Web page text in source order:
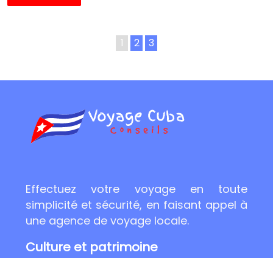
1 2 3
Effectuez votre voyage en toute
simplicité et sécurité, en faisant appel à
une agence de voyage locale.
Culture et patrimoine